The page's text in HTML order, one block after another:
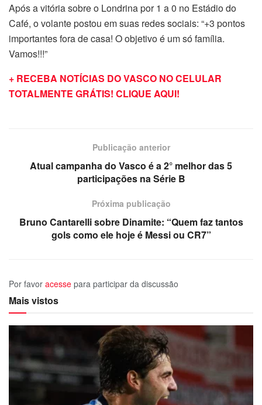
Após a vitória sobre o Londrina por 1 a 0 no Estádio do
Café, o volante postou em suas redes sociais: “+3 pontos
importantes fora de casa! O objetivo é um só família.
Vamos!!!”
+ RECEBA NOTÍCIAS DO VASCO NO CELULAR
TOTALMENTE GRÁTIS! CLIQUE AQUI!
Publicação anterior
Atual campanha do Vasco é a 2° melhor das 5
participações na Série B
Próxima publicação
Bruno Cantarelli sobre Dinamite: “Quem faz tantos
gols como ele hoje é Messi ou CR7”
Por favor acesse para participar da discussão
Mais vistos